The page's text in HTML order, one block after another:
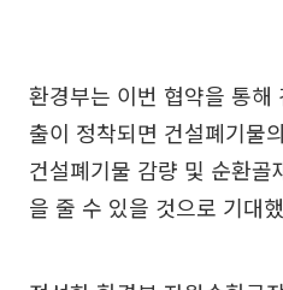
환경부는 이번 협약을 통해
출이 정착되면 건설폐기물
건설폐기물 감량 및 순환골
을 줄 수 있을 것으로 기대